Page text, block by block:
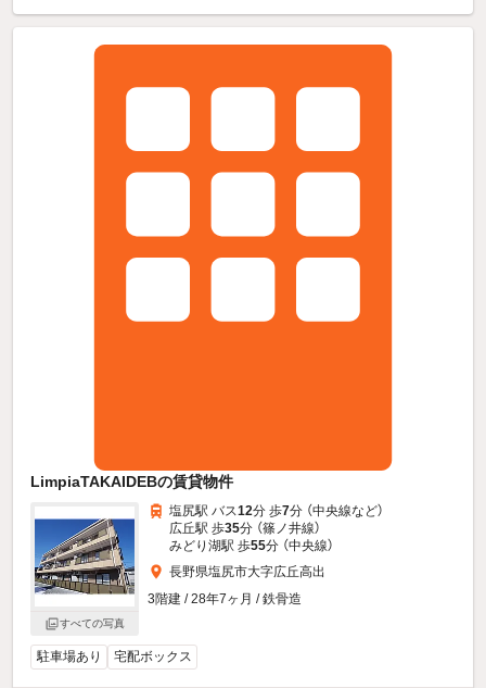
LimpiaTAKAIDEBの賃貸物件
すべての写真
塩尻駅 バス12分 歩7分 （中央線など）
広丘駅 歩35分 （篠ノ井線）
みどり湖駅 歩55分 （中央線）
長野県塩尻市大字広丘高出
3階建 / 28年7ヶ月 / 鉄骨造
駐車場あり 宅配ボックス